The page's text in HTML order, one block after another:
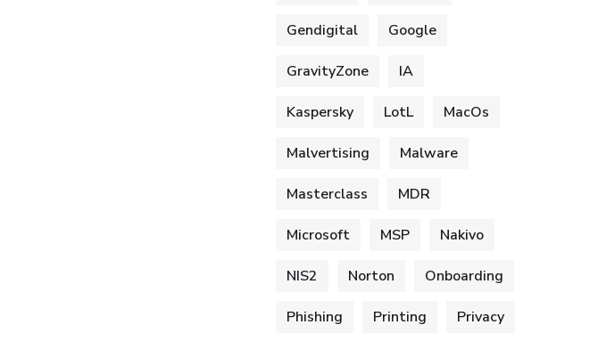
Gendigital Google
GravityZone IA
Kaspersky LotL MacOs
Malvertising Malware
Masterclass MDR
Microsoft MSP Nakivo
NIS2 Norton Onboarding
Phishing Printing Privacy